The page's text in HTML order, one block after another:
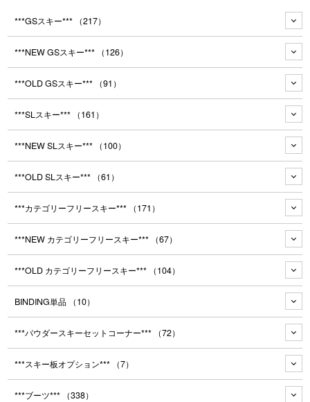
***GSスキー*** （217）
***NEW GSスキー*** （126）
***OLD GSスキー*** （91）
***SLスキー*** （161）
***NEW SLスキー*** （100）
***OLD SLスキー*** （61）
***カテゴリーフリースキー*** （171）
***NEW カテゴリーフリースキー*** （67）
***OLD カテゴリーフリースキー*** （104）
BINDING単品 （10）
***パウダースキーセットコーナー*** （72）
***スキー板オプション*** （7）
***ブーツ*** （338）